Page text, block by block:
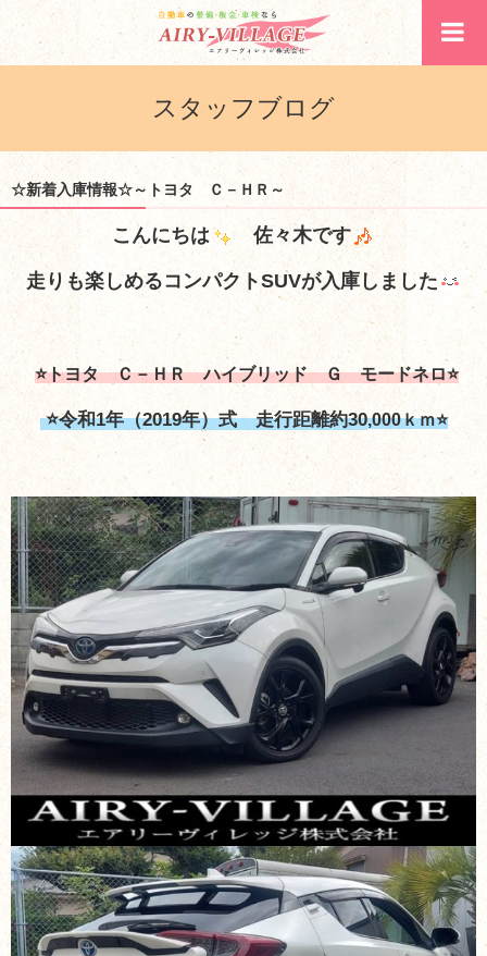
スタッフブログ
☆新着入庫情報☆～トヨタ Ｃ－ＨＲ～
こんにちは 佐々木です
走りも楽しめるコンパクトSUVが入庫しました
⭐トヨタ Ｃ－ＨＲ ハイブリッド Ｇ モードネロ⭐
⭐令和1年（2019年）式 走行距離約30,000ｋｍ⭐